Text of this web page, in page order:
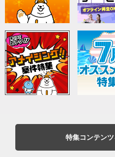
特集コンテン